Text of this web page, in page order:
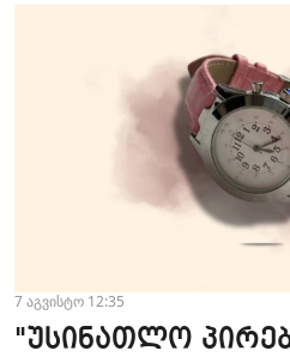
7 აგვისტო 12:35
"უსინათლო